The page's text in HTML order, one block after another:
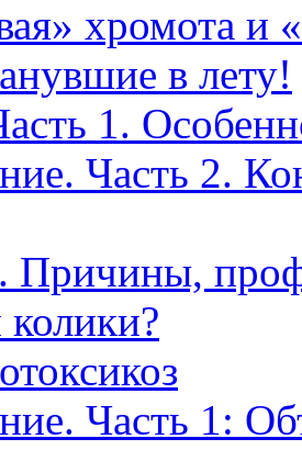
хромота и
в лету!
1.
Часть 2.
Причины,
Часть 1: